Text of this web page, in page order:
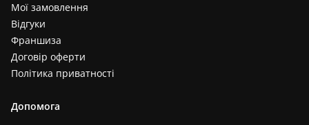
Мої замовлення
Відгуки
Франшиза
Договір оферти
Політика приватності
Допомога